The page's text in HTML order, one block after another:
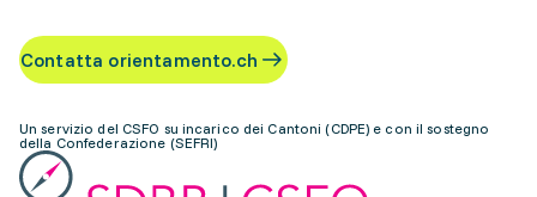
Contatta orientamento.ch
Un servizio del CSFO su incarico dei Cantoni (CDPE) e con il sostegno
della Confederazione (SEFRI)